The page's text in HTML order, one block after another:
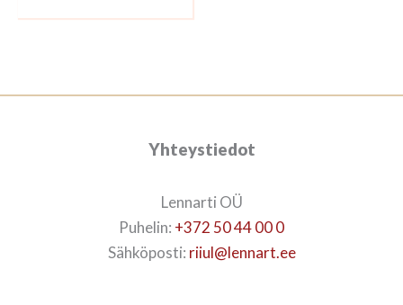
Yhteystiedot
Lennarti OÜ
Puhelin: +372 50 44 00 0
Sähköposti: riiul@lennart.ee